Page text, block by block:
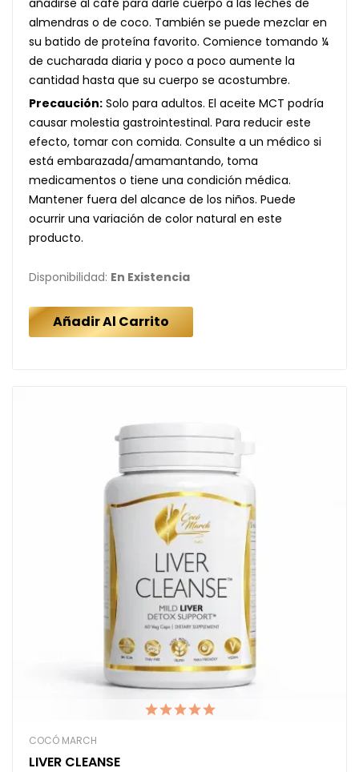
almendras o de coco. También se puede mezclar en
su batido de proteína favorito. Comience tomando ¼
de cucharada diaria y poco a poco aumente la
cantidad hasta que su cuerpo se acostumbre.
Precaución: Solo para adultos. El aceite MCT podría
causar molestia gastrointestinal. Para reducir este
efecto, tomar con comida. Consulte a un médico si
está embarazada/amamantando, toma
medicamentos o tiene una condición médica.
Mantener fuera del alcance de los niños. Puede
ocurrir una variación de color natural en este
producto.
Disponibilidad: En Existencia
Añadir Al Carrito
COCÓ MARCH
LIVER CLEANSE